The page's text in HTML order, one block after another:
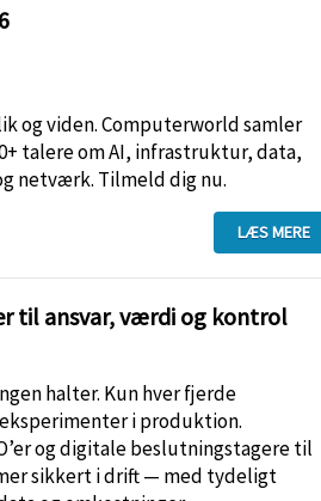
og viden. Computerworld samler
talere om AI, infrastruktur, data,
netværk. Tilmeld dig nu.
LÆS MERE
til ansvar, værdi og kontrol
halter. Kun hver fjerde
i produktion.
og digitale beslutningstagere til
sikkert i drift — med tydeligt